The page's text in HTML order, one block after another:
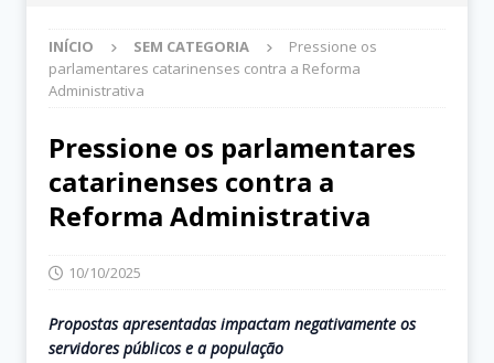
INÍCIO SEM CATEGORIA
Pressione os
parlamentares catarinenses contra a Reforma
Administrativa
Pressione os parlamentares
catarinenses contra a
Reforma Administrativa
10/10/2025
Propostas apresentadas impactam negativamente os
servidores públicos e a população